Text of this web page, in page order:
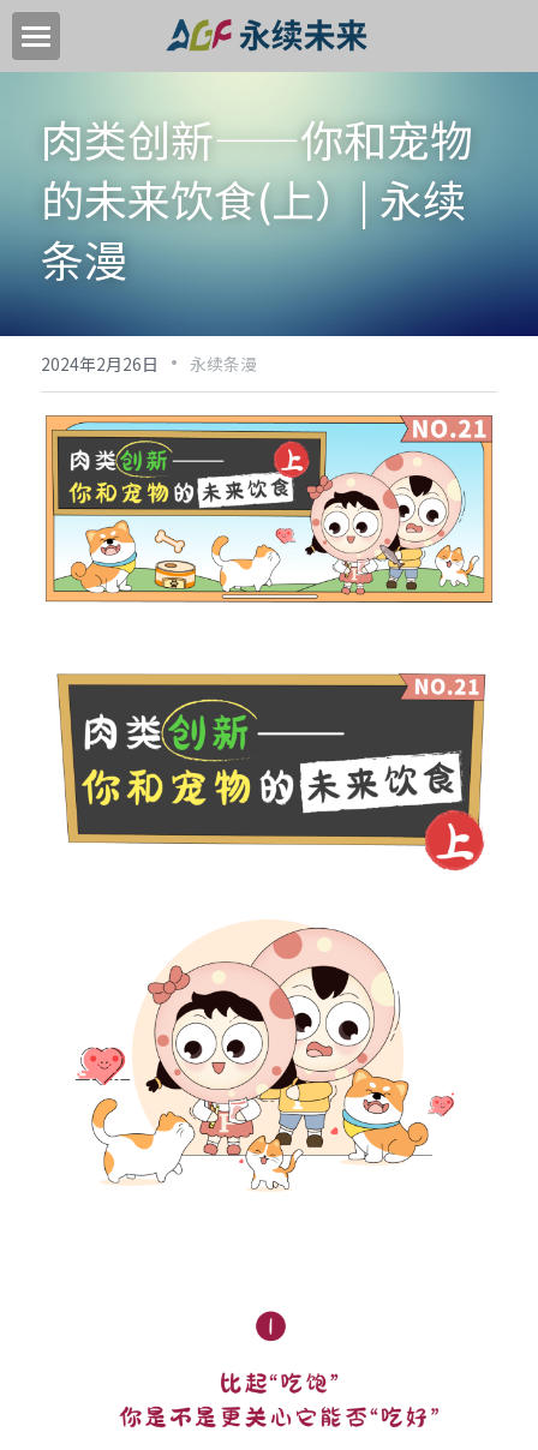
首页
关于我们
关键领域
中国高质量转型目标
新闻中心
永续活动
EN
肉类创新——你和宠物
的未来饮食(上）| 永续
条漫
2024年2月26日 · 永续条漫